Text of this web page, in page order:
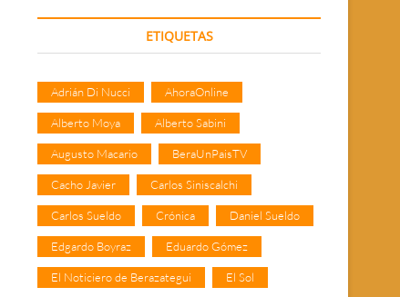
ETIQUETAS
Adrián Di Nucci AhoraOnline
Alberto Moya Alberto Sabini
Augusto Macario BeraUnPaisTV
Cacho Javier Carlos Siniscalchi
Carlos Sueldo Crónica Daniel Sueldo
Edgardo Boyraz Eduardo Gómez
El Noticiero de Berazategui El Sol